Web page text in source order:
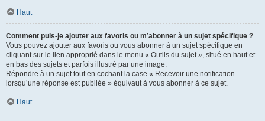
Haut
Comment puis-je ajouter aux favoris ou m’abonner à un sujet spécifique ?
Vous pouvez ajouter aux favoris ou vous abonner à un sujet spécifique en
cliquant sur le lien approprié dans le menu « Outils du sujet », situé en haut et
en bas des sujets et parfois illustré par une image.
Répondre à un sujet tout en cochant la case « Recevoir une notification
lorsqu’une réponse est publiée » équivaut à vous abonner à ce sujet.
Haut